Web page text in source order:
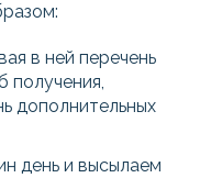
в ней перечень
получения,
дополнительных
день и высылаем